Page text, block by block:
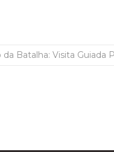
da Batalha: Visita Guiada